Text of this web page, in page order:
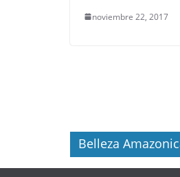
noviembre 22, 2017
Belleza